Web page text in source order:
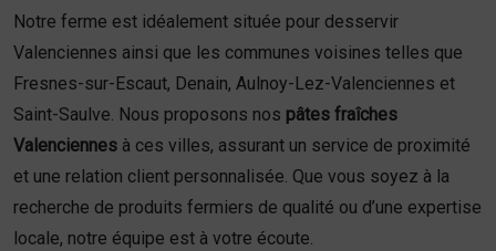
Notre ferme est idéalement située pour desservir
Valenciennes ainsi que les communes voisines telles que
Fresnes-sur-Escaut, Denain, Aulnoy-Lez-Valenciennes et
Saint-Saulve. Nous proposons nos pâtes fraîches
Valenciennes à ces villes, assurant un service de proximité
et une relation client personnalisée. Que vous soyez à la
recherche de produits fermiers de qualité ou d’une expertise
locale, notre équipe est à votre écoute.